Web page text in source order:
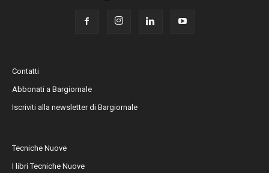
Contatti
Abbonati a Bargiornale
Iscriviti alla newsletter di Bargiornale
Tecniche Nuove
I libri Tecniche Nuove